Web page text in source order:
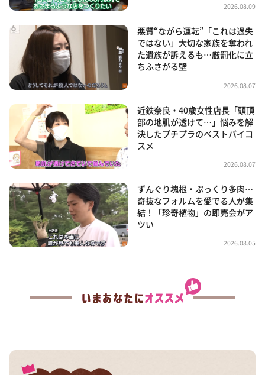
2026.08.09
悪質“ながら運転”「これは過失
ではない」大切な家族を奪われ
た遺族が訴えるも…厳罰化に立
ちふさがる壁
2026.08.07
近鉄奈良・40歳女性店長「頭頂
部の地肌が透けて…」悩みを解
決したプチプラのベストバイコ
スメ
2026.08.07
ずんぐり塊根・ぷっくり多肉…
奇抜なフォルムを愛でる人が集
結！「珍奇植物」の即売会がア
ツい
2026.08.05